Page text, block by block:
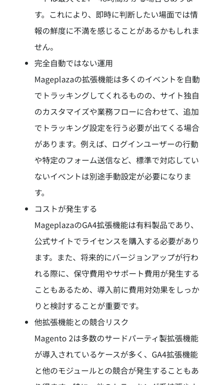
す。これにより、即時に判断したい場面では情
報の鮮度に不満を感じることがあるかもしれま
せん。
完全自動ではない運用
Mageplazaの拡張機能は多くのイベントを自動
でトラッキングしてくれるものの、サイト独自
のカスタマイズや業務フローに合わせて、追加
でトラッキング設定を行う必要が出てくる場合
があります。例えば、ログインユーザーの行動
や特定のフォーム送信など、標準で対応してい
ないイベントは別途手動設定が必要になりま
す。
コストが発生する
MageplazaのGA4拡張機能は有料製品であり、
公式サイトでライセンスを購入する必要があり
ます。また、将来的にバージョンアップが行わ
れる際に、保守費用やサポート費用が発生する
こともあるため、導入前に費用対効果をしっか
りと検討することが重要です。
他拡張機能との競合リスク
Magento 2は多数のサードパーティ製拡張機能
が導入されているケースが多く、GA4拡張機能
と他のモジュールとの競合が発生することもあ